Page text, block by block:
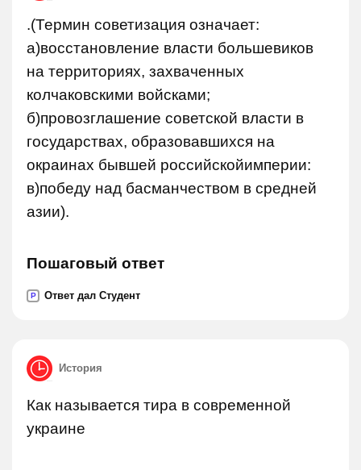
.(Термин советизация означает:
а)восстановление власти большевиков
на территориях, захваченных
колчаковскими войсками;
б)провозглашение советской власти в
государствах, образовавшихся на
окраинах бывшей российскойимперии:
в)победу над басманчеством в средней
азии).
Пошаговый ответ
P Ответ дал Студент
История
Как называется тира в современной
украине